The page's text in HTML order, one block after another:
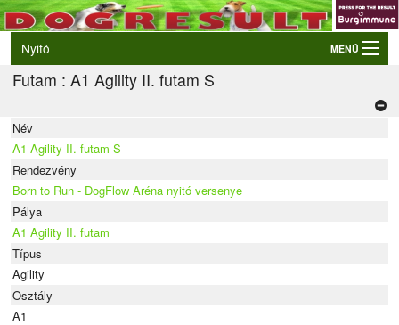
Nyitó MENÜ
Belépés
Élő eredmények
Kutyák
Tulajdonosok/Felvezetők
Futam : A1 Agility II. futam S
Név
A1 Agility II. futam S
Rendezvény
Born to Run - DogFlow Aréna nyitó versenye
Pálya
A1 Agility II. futam
Típus
Agility
Osztály
A1